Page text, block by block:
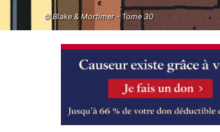
© Blake & Mortimer - Tome 30